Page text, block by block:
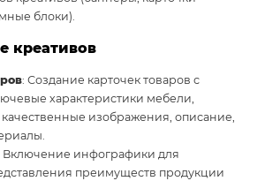
блоки).
креативов
: Создание карточек товаров с
характеристики мебели,
изображения, описание,
Включение инфографики для
преимуществ продукции